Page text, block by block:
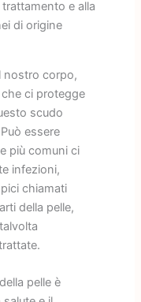
e alla
di origine
nostro corpo,
ci protegge
scudo
essere
più comuni ci
infezioni,
chiamati
della pelle,
pelle è